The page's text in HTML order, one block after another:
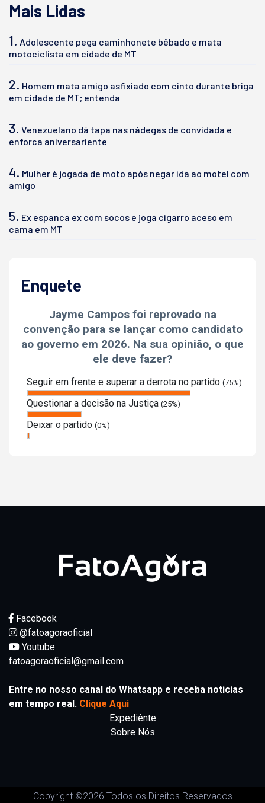
Mais Lidas
1. Adolescente pega caminhonete bêbado e mata
motociclista em cidade de MT
2. Homem mata amigo asfixiado com cinto durante briga
em cidade de MT; entenda
3. Venezuelano dá tapa nas nádegas de convidada e
enforca aniversariente
4. Mulher é jogada de moto após negar ida ao motel com
amigo
5. Ex espanca ex com socos e joga cigarro aceso em
cama em MT
Enquete
Jayme Campos foi reprovado na
convenção para se lançar como candidato
ao governo em 2026. Na sua opinião, o que
ele deve fazer?
Seguir em frente e superar a derrota no partido (75%)
Questionar a decisão na Justiça (25%)
Deixar o partido (0%)
Facebook
@fatoagoraoficial
Youtube
fatoagoraoficial@gmail.com
Entre no nosso canal do Whatsapp e receba noticias
em tempo real. Clique Aqui
Expediênte
Sobre Nós
Copyright ©2026 Todos os Direitos Reservados